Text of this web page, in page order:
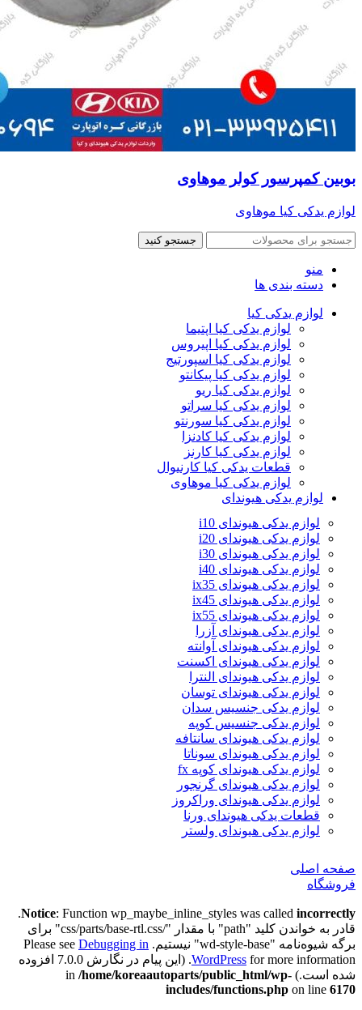
بوبین کمپرسور کولر موهاوی
لوازم یدکی کیا موهاوی
جستجو کنید
منو
دسته بندی ها
لوازم یدکی کیا
لوازم یدکی کیا اپتیما
لوازم یدکی کیا اپیروس
لوازم یدکی کیا اسپورتیج
لوازم یدکی کیا پیکانتو
لوازم یدکی کیا ریو
لوازم یدکی کیا سراتو
لوازم یدکی کیا سورنتو
لوازم یدکی کیا کادنزا
لوازم یدکی کیا کارنز
قطعات یدکی کیا کارنیوال
لوازم یدکی کیا موهاوی
لوازم یدکی هیوندای
لوازم یدکی هیوندای i10
لوازم یدکی هیوندای i20
لوازم یدکی هیوندای i30
لوازم یدکی هیوندای i40
لوازم یدکی هیوندای ix35
لوازم یدکی هیوندای ix45
لوازم یدکی هیوندای ix55
لوازم یدکی هیوندای آزرا
لوازم یدکی هیوندای آوانته
لوازم یدکی هیوندای اکسنت
لوازم یدکی هیوندای النترا
لوازم یدکی هیوندای توسان
لوازم یدکی جنسیس سدان
لوازم یدکی جنسیس کوپه
لوازم یدکی هیوندای سانتافه
لوازم یدکی هیوندای سوناتا
لوازم یدکی هیوندای کوپه fx
لوازم یدکی هیوندای گرنجور
لوازم یدکی هیوندای وراکروز
قطعات یدکی هیوندای ورنا
لوازم یدکی هیوندای ولستر
صفحه اصلی
فروشگاه
Notice: Function wp_maybe_inline_styles was called incorrectly
.
قادر به خواندن کلید "path" با مقدار "/css/parts/base-rtl.css" برای
برگه شیوه‌نامه "wd-style-base" نیستیم. Please see
Debugging in
WordPress
for more information. (این پیام در نگارش 7.0.0 افزوده
شده است.) in /home/koreaautoparts/public_html/wp-
includes/functions.php on line 6170